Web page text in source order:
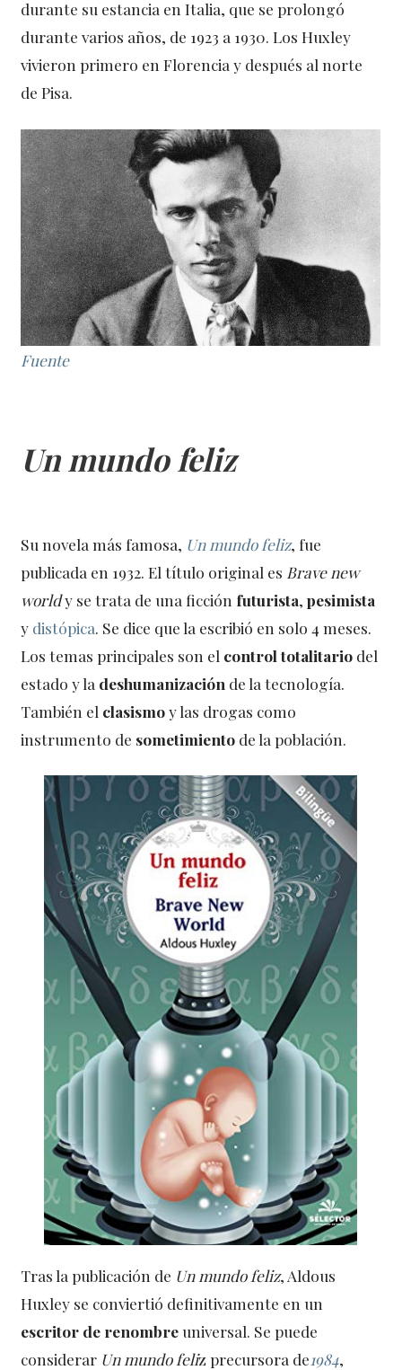
durante su estancia en Italia, que se prolongó
durante varios años, de 1923 a 1930. Los Huxley
vivieron primero en Florencia y después al norte
de Pisa.
Fuente
Un mundo feliz
Su novela más famosa, Un mundo feliz, fue
publicada en 1932. El título original es Brave new
worldy se trata de una ficción futurista,pesimista
y distópica . Se dice que la escribió en solo 4 meses.
Los temas principales son el control totalitario del
estado y la deshumanización de la tecnología.
También el clasismoy las drogas como
instrumento de sometimiento de la población.
Tras la publicación de Un mundo feliz, Aldous
Huxley se conviertió definitivamente en un
escritor de renombre universal. Se puede
considerar Un mundo feliz precursora de1984,